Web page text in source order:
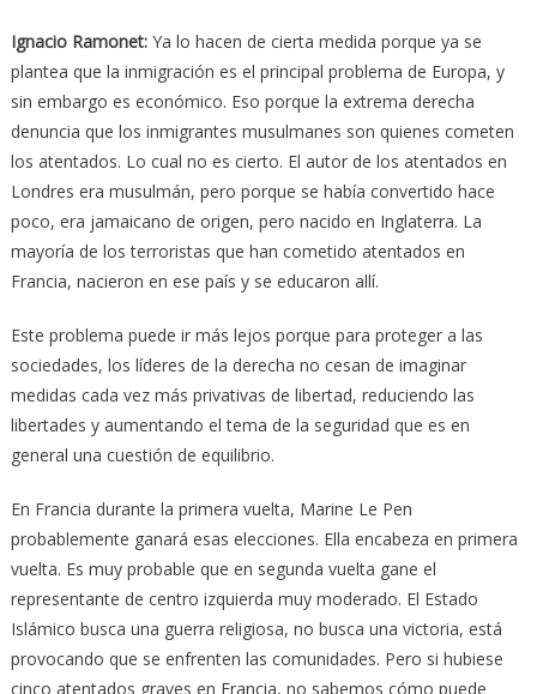
Ignacio Ramonet: Ya lo hacen de cierta medida porque ya se
plantea que la inmigración es el principal problema de Europa, y
sin embargo es económico. Eso porque la extrema derecha
denuncia que los inmigrantes musulmanes son quienes cometen
los atentados. Lo cual no es cierto. El autor de los atentados en
Londres era musulmán, pero porque se había convertido hace
poco, era jamaicano de origen, pero nacido en Inglaterra. La
mayoría de los terroristas que han cometido atentados en
Francia, nacieron en ese país y se educaron allí.
Este problema puede ir más lejos porque para proteger a las
sociedades, los líderes de la derecha no cesan de imaginar
medidas cada vez más privativas de libertad, reduciendo las
libertades y aumentando el tema de la seguridad que es en
general una cuestión de equilibrio.
En Francia durante la primera vuelta, Marine Le Pen
probablemente ganará esas elecciones. Ella encabeza en primera
vuelta. Es muy probable que en segunda vuelta gane el
representante de centro izquierda muy moderado. El Estado
Islámico busca una guerra religiosa, no busca una victoria, está
provocando que se enfrenten las comunidades. Pero si hubiese
cinco atentados graves en Francia, no sabemos cómo puede